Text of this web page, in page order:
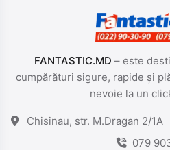
FANTASTIC.MD – este
cumpărături sigure, rapide și
nevoie la un
Chisinau, str. M.Dragan 2/1A
079